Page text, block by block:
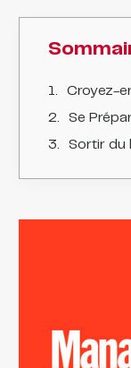
Croyez-
Se
Sortir du